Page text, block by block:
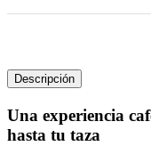
Descripción
Una experiencia
hasta tu taza